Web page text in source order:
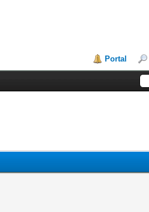
Portal